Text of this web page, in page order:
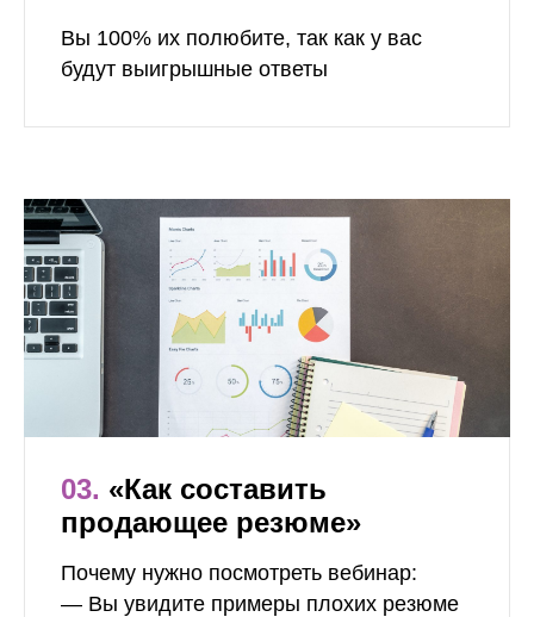
Вы 100% их полюбите, так как у вас
будут выигрышные ответы
03. «Как составить
продающее резюме»
Почему нужно посмотреть вебинар:
— Вы увидите примеры плохих резюме